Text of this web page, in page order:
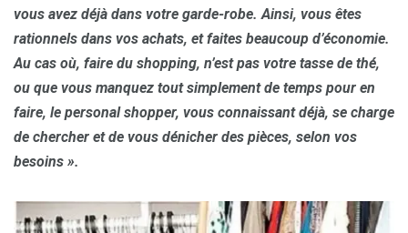
vous avez déjà dans votre garde-robe. Ainsi, vous êtes
rationnels dans vos achats, et faites beaucoup d’économie.
Au cas où, faire du shopping, n’est pas votre tasse de thé,
ou que vous manquez tout simplement de temps pour en
faire, le personal shopper, vous connaissant déjà, se charge
de chercher et de vous dénicher des pièces, selon vos
besoins ».